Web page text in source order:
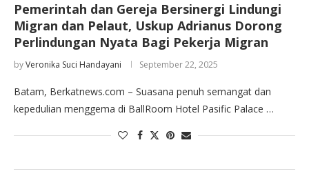
Pemerintah dan Gereja Bersinergi Lindungi
Migran dan Pelaut, Uskup Adrianus Dorong
Perlindungan Nyata Bagi Pekerja Migran
byVeronika Suci Handayani September 22, 2025
Batam, Berkatnews.com – Suasana penuh semangat dan
kepedulian menggema di BallRoom Hotel Pasific Palace …